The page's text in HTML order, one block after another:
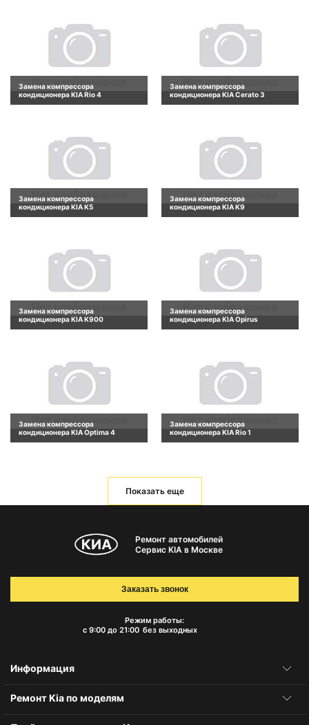
Замена компрессора
кондиционера KIA Rio 4
Замена компрессора
кондиционера KIA Cerato 3
Замена компрессора
кондиционера KIA K5
Замена компрессора
кондиционера KIA K9
Замена компрессора
кондиционера KIA K900
Замена компрессора
кондиционера KIA Opirus
Замена компрессора
кондиционера KIA Optima 4
Замена компрессора
кондиционера KIA Rio 1
Показать еще
Ремонт автомобилей
Сервис KIA в Москве
Режим работы:
с 9:00 до 21:00 без выходных
Заказать звонок
Информация
Ремонт Kia по моделям